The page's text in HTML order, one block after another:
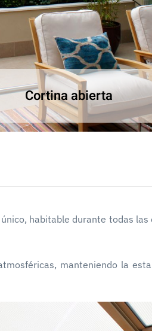
Cortina abierta
habitable durante todas las
manteniendo la